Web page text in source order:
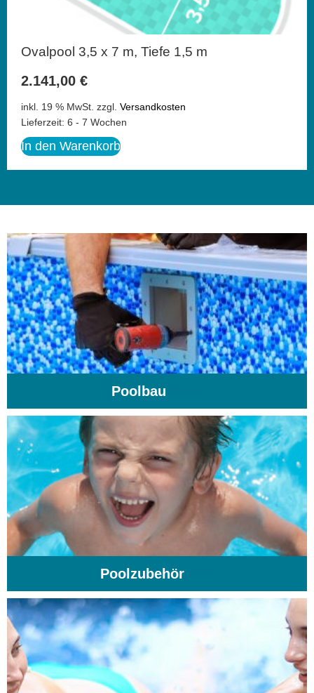
Ovalpool 3,5 x 7 m, Tiefe 1,5 m
2.141,00 €
inkl. 19 % MwSt. zzgl. Versandkosten
Lieferzeit: 6 - 7 Wochen
In den Warenkorb
Poolbau
Poolzubehör